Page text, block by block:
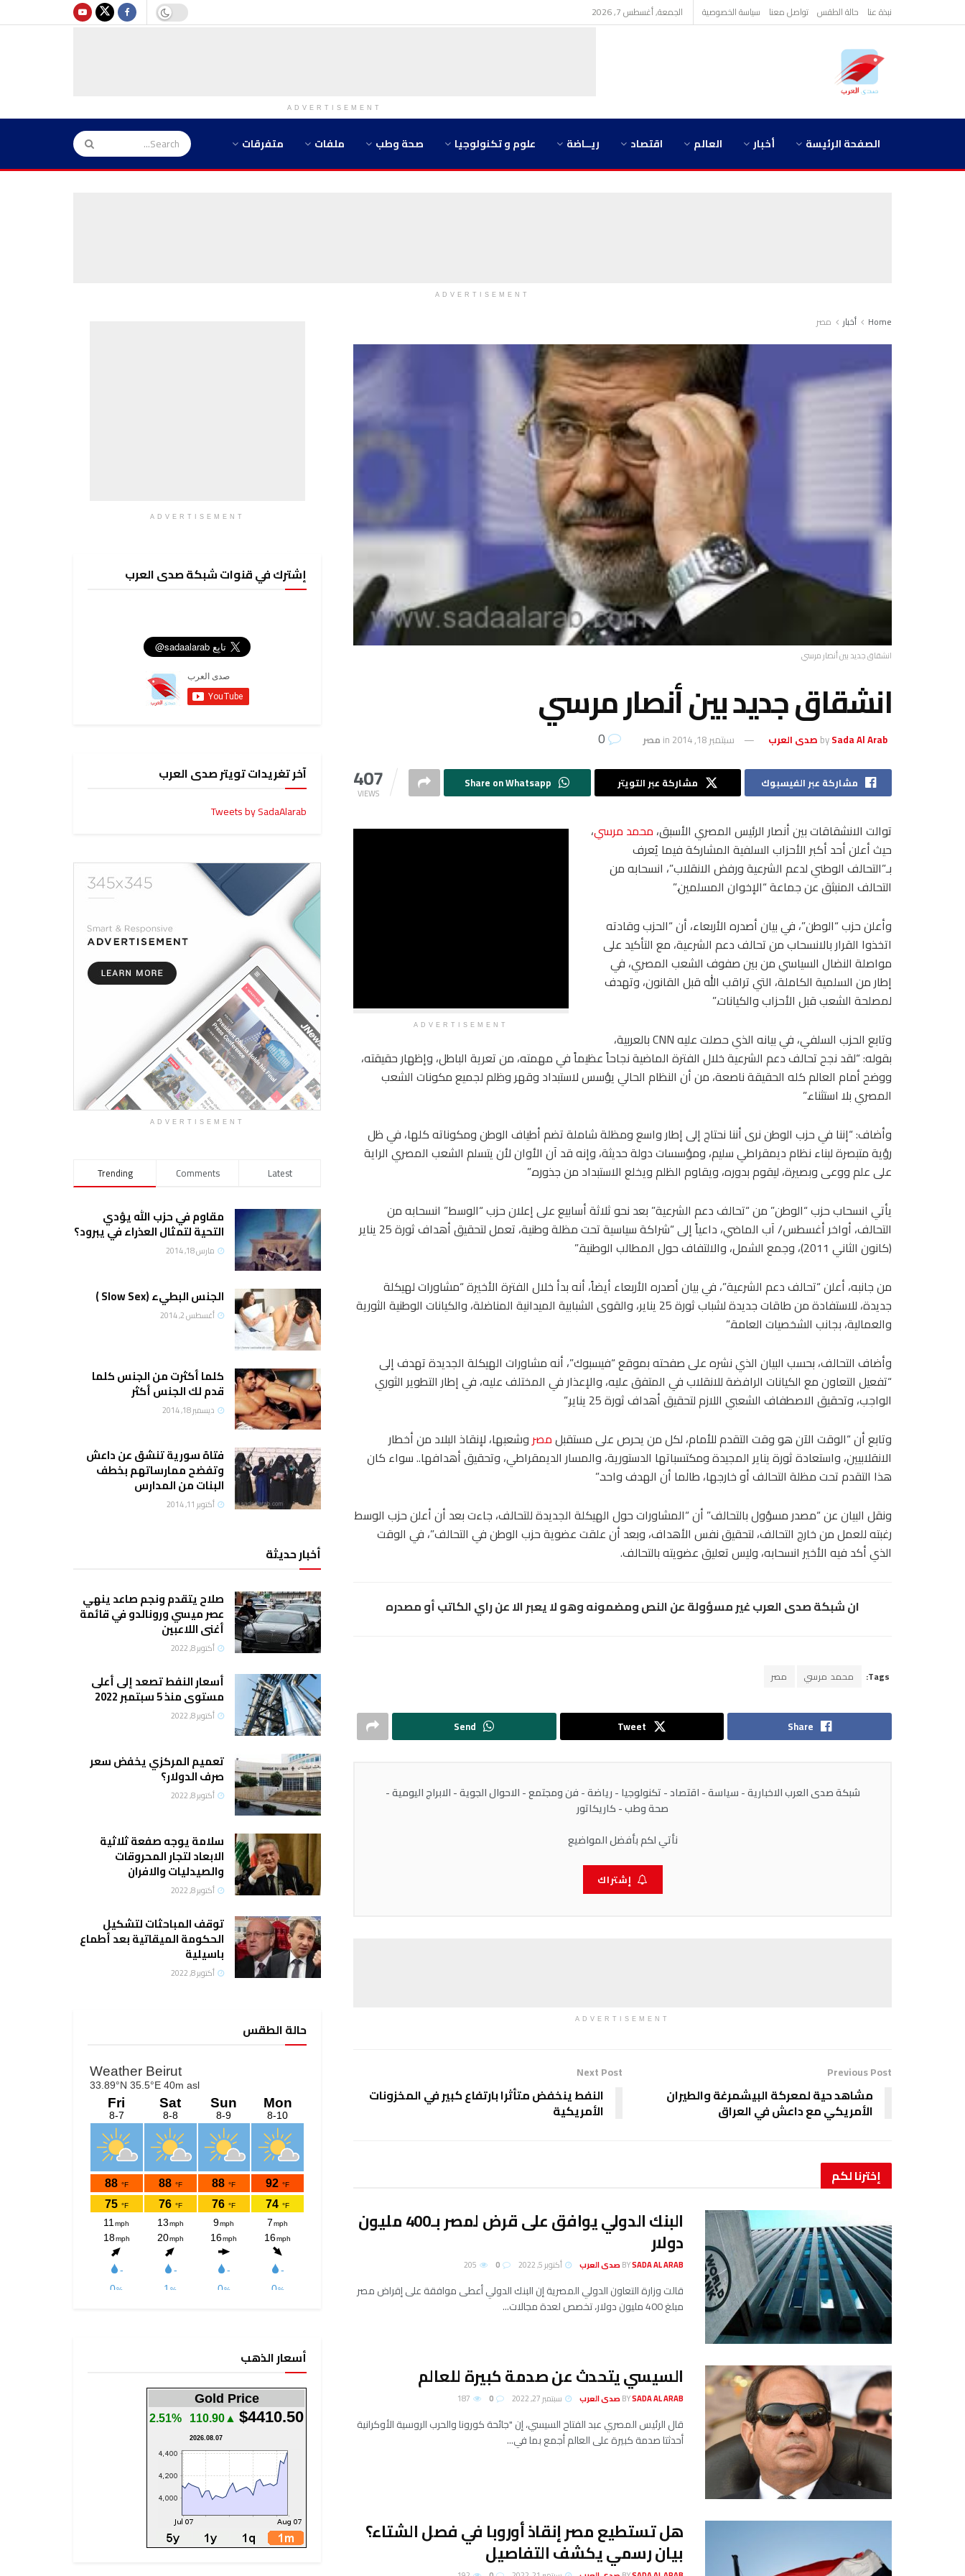
نبذة عنا حالة الطقس تواصل معنا سياسة الخصوصية الجمعة, أغسطس 7, 2026
ADVERTISEMENT
الصفحة الرئيسة أخبار العالم اقتصاد ريــاضة علوم و تكنولوجيا صحة وطب ملفات متفرقات
ADVERTISEMENT
Home أخبار مصر
انشقاق جديد بين أنصار مرسي
انشقاق جديد بين أنصار مرسي
bySada Al Arab صدى العرب سبتمبر 18, 2014 in مصر
407
VIEWS
مشاركة عبر الفيسبوك مشاركة عبر التويتر Share on Whatsapp
ADVERTISEMENT
توالت الانشقاقات بين أنصار الرئيس المصري الأسبق، محمد مرسي،
حيث أعلن أحد أكبر الأحزاب السلفية المشاركة فيما يُعرف
بـ”التحالف الوطني لدعم الشرعية ورفض الانقلاب”، انسحابه من
التحالف المنبثق عن جماعة “الإخوان المسلمين.”
وأعلن حزب “الوطن”، في بيان أصدره الأربعاء، أن “الحزب وقادته
اتخذوا القرار بالانسحاب من تحالف دعم الشرعية، مع التأكيد على
مواصلة النضال السياسي من بين صفوف الشعب المصري، في
إطار من السلمية الكاملة، التي تراقب الله قبل القانون، وتهدف
لمصلحة الشعب قبل الأحزاب والكيانات.”
وتابع الحزب السلفي، في بيانه الذي حصلت عليهCNNبالعربية،
بقوله: “لقد نجح تحالف دعم الشرعية خلال الفترة الماضية نجاحاً عظيماً في مهمته، من تعرية الباطل، وإظهار حقيقته،
ووضح أمام العالم كله الحقيقة ناصعة، من أن النظام الحالي يؤسس لاستبداد وقهر وظلم لجميع مكونات الشعب
المصري بلا استثناء.”
وأضاف: “إننا في حزب الوطن نرى أننا نحتاج إلى إطار واسع ومظلة شاملة تضم أطياف الوطن ومكوناته كلها، في ظل
رؤية متبصرة لبناء نظام ديمقراطي سليم، ومؤسسات دولة حديثة، وإنه قد آن الأوان لأن يتسلم الشعب المصري الراية
على علم ووعى وبصيرة، ليقوم بدوره، ويقاوم الظلم ويخلع الاستبداد من جذوره.”
يأتي انسحاب حزب “الوطن” من “تحالف دعم الشرعية” بعد نحو ثلاثة أسابيع على إعلان حزب “الوسط” انسحابه من
التحالف، أواخر أغسطس/ آب الماضي، داعياً إلى “شراكة سياسية تحت مظلة وطنية، تعمل لتحقيق أهداف ثورة 25 يناير
(كانون الثاني 2011)، وجمع الشمل، والالتفاف حول المطالب الوطنية.”
من جانبه، أعلن “تحالف دعم الشرعية”، في بيان أصدره الأربعاء أيضاً، أنه بدأ خلال الفترة الأخيرة “مشاورات لهيكلة
جديدة، للاستفادة من طاقات جديدة لشباب ثورة 25 يناير، والقوى الشبابية الميدانية المناضلة، والكيانات الوطنية الثورية
والعمالية، بجانب الشخصيات العامة.”
وأضاف التحالف، بحسب البيان الذي نشره على صفحته بموقع “فيسبوك”، أنه مشاورات الهيكلة الجديدة تهدف إلى
“تفعيل التعاون مع الكيانات الرافضة للانقلاب في المتفق عليه، والإعذار في المختلف عليه، في إطار التطوير الثوري
الواجب، وتحقيق الاصطفاف الشعبي اللازم لتحقيق أهداف ثورة 25 يناير.”
وتابع أن “الوقت الآن هو وقت التقدم للأمام، لكل من يحرص على مستقبلمصروشعبها، لإنقاذ البلاد من أخطار
الانقلابيين، واستعادة ثورة يناير المجيدة ومكتسباتها الدستورية، والمسار الديمقراطي، وتحقيق أهدافها.. سواء كان
هذا التقدم تحت مظلة التحالف أو خارجها، طالما أن الهدف واحد.”
ونقل البيان عن “مصدر مسؤول بالتحالف” أن “المشاورات حول الهيكلة الجديدة للتحالف، جاءت بعد أن أعلن حزب الوسط
رغبته للعمل من خارج التحالف، لتحقيق نفس الأهداف، وبعد أن علقت عضوية حزب الوطن في التحالف”، في الوقت
الذي أكد فيه الأخير انسحابه، وليس تعليق عضويته بالتحالف.
ان شبكة صدى العرب غير مسؤولة عن النص ومضمونه وهو لا يعبر الا عن راي الكاتب أو مصدره
Tags: محمد مرسي مصر
Share
Tweet
Send
شبكة صدى العرب الاخبارية - سياسة - اقتصاد - تكنولوجيا - رياضة - فن ومجتمع - الاحوال الجوية - الابراج اليومية -
صحة وطب - كاريكاتور
نأتي لكم بأفضل المواضيع
إشتراك
ADVERTISEMENT
Previous Post
مشاهد حية لمعركة البيشمرغة والطيران
الأمريكي مع داعش في العراق
Next Post
النفط ينخفض متأثرا بارتفاع كبير في المخزونات
الأمريكية
إخترنالكم
البنك الدولي يوافق على قرض لمصر بـ400 مليون
دولار
BYSADA AL ARAB صدى العرب أكتوبر 5, 2022
قالت وزارة التعاون الدولي المصرية إن البنك الدولي أعطى موافقة على إقراض مصر
مبلغ 400 مليون دولار، تخصص لعدة مجالات...
السيسي يتحدث عن صدمة كبيرة للعالم
BYSADA AL ARAB صدى العرب سبتمبر 27, 2022
قال الرئيس المصري عبد الفتاح السيسي، إن "جائحة كورونا والحرب الروسية الأوكرانية
أحدثتا صدمة كبيرة على العالم أجمع بما في...
هل تستطيع مصر إنقاذ أوروبا في فصل الشتاء؟
بيان رسمي يكشف التفاصيل
ADVERTISEMENT
إشترك في قنوات شبكة صدى العرب
آخر تغريدات تويتر صدى العرب
Tweets by SadaAlarab
ADVERTISEMENT
Trending Comments Latest
مقاوم في حزب الله يؤدي
التحية لتمثال العذراء في يبرود؟
مارس 18, 2014
الجنس البطيء (Slow Sex )
أغسطس 2, 2014
كلما أكثرت من الجنس كلما
قدم لك الجنس أكثر
ديسمبر 18, 2014
فتاة سورية تنشق عن داعش
وتفضح ممارساتهم بخطف
البنات من المدارس
أكتوبر 11, 2014
أخبار حديثة
صلاح يتقدم ونجم صاعد ينهي
عصر ميسي ورونالدو في قائمة
أغنى اللاعبين
أكتوبر 8, 2022
أسعار النفط تصعد إلى أعلى
مستوى منذ 5 سبتمبر 2022
أكتوبر 8, 2022
تعميم المركزي يخفض سعر
صرف الدولار؟
أكتوبر 8, 2022
سلامة يوجه صفعة ثلاثية
الابعاد لتجار المحروقات
والصيدليات والافران
أكتوبر 8, 2022
توقف المباحثات لتشكيل
الحكومة الميقاتية بعد أطماع
باسيلية
أكتوبر 8, 2022
حالة الطقس
أسعار الذهب
Gold Price
$4410.50
▲110.90
2.51%
2026.08.07